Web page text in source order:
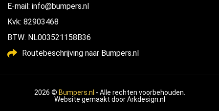
E-mail: info@bumpers.nl
Kvk: 82903468
BTW: NL003521158B36
Routebeschrijving naar Bumpers.nl
2026 © Bumpers.nl - Alle rechten voorbehouden.
Website gemaakt doorArkdesign.nl